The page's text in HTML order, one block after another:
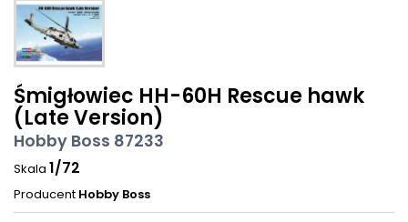
Śmigłowiec HH-60H Rescue hawk
(Late Version)
Hobby Boss 87233
Skala 1/72
Producent Hobby Boss